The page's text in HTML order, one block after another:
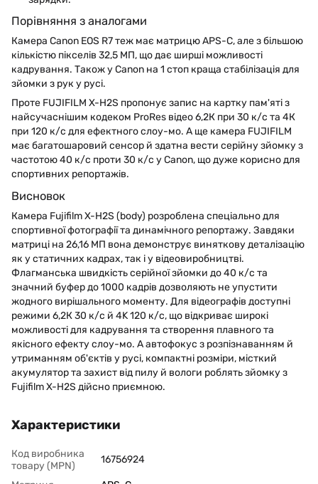
Порівняння з аналогами
Камера Canon EOS R7 теж має матрицю APS-C, але з більшою
кількістю пікселів 32,5 МП, що дає ширші можливості
кадрування. Також у Canon на 1 стоп краща стабілізація для
зйомки з рук у русі.
Проте FUJIFILM X-H2S пропонує запис на картку пам'яті з
найсучаснішим кодеком ProRes відео 6,2К при 30 к/с та 4К
при 120 к/с для ефектного слоу-мо. А ще камера FUJIFILM
має багатошаровий сенсор й здатна вести серійну зйомку з
частотою 40 к/с проти 30 к/с у Canon, що дуже корисно для
спортивних репортажів.
Висновок
Камера Fujifilm X-H2S (body) розроблена спеціально для
спортивної фотографії та динамічного репортажу. Завдяки
матриці на 26,16 МП вона демонструє виняткову деталізацію
як у статичних кадрах, так і у відеовиробництві.
Флагманська швидкість серійної зйомки до 40 к/с та
значний буфер до 1000 кадрів дозволяють не упустити
жодного вирішального моменту. Для відеографів доступні
режими 6,2К 30 к/с й 4K 120 к/с, що відкриває широкі
можливості для кадрування та створення плавного та
якісного ефекту слоу-мо. А автофокус з розпізнаванням й
утриманням об'єктів у русі, компактні розміри, місткий
акумулятор та захист від пилу й вологи роблять зйомку з
Fujifilm X-H2S дійсно приємною.
Характеристики
Код виробника
товару (MPN)
16756924